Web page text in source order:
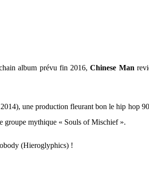
album prévu fin 2016,Chinese Man
une production fleurant bon le hip hop
groupe mythique « Souls of Mischief ».
(Hieroglyphics) !